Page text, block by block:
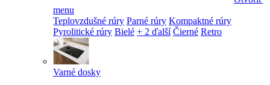
menu
Teplovzdušné rúry Parné rúry Kompaktné rúry
Pyrolitické rúry Bielé + 2 ďalší Čierné Retro
Varné dosky